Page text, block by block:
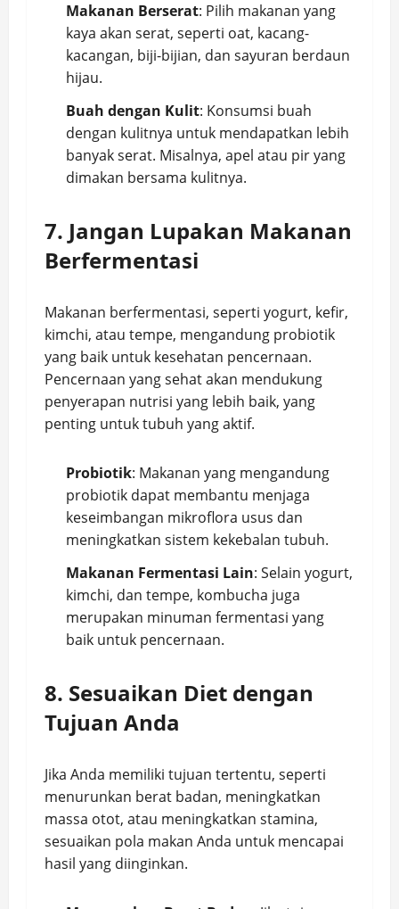
Makanan Berserat: Pilih makanan yang
kaya akan serat, seperti oat, kacang-
kacangan, biji-bijian, dan sayuran berdaun
hijau.
Buah dengan Kulit: Konsumsi buah
dengan kulitnya untuk mendapatkan lebih
banyak serat. Misalnya, apel atau pir yang
dimakan bersama kulitnya.
7. Jangan Lupakan Makanan
Berfermentasi
Makanan berfermentasi, seperti yogurt, kefir,
kimchi, atau tempe, mengandung probiotik
yang baik untuk kesehatan pencernaan.
Pencernaan yang sehat akan mendukung
penyerapan nutrisi yang lebih baik, yang
penting untuk tubuh yang aktif.
Probiotik: Makanan yang mengandung
probiotik dapat membantu menjaga
keseimbangan mikroflora usus dan
meningkatkan sistem kekebalan tubuh.
Makanan Fermentasi Lain: Selain yogurt,
kimchi, dan tempe, kombucha juga
merupakan minuman fermentasi yang
baik untuk pencernaan.
8. Sesuaikan Diet dengan
Tujuan Anda
Jika Anda memiliki tujuan tertentu, seperti
menurunkan berat badan, meningkatkan
massa otot, atau meningkatkan stamina,
sesuaikan pola makan Anda untuk mencapai
hasil yang diinginkan.